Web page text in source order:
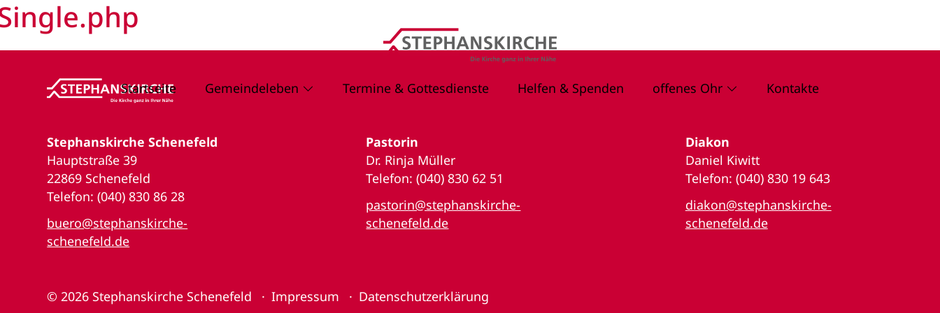
Startseite Gemeindeleben Termine & Gottesdienste Helfen & Spenden offenes Ohr Kontakte
Stephanskirche Schenefeld
Hauptstraße 39
22869 Schenefeld
Telefon: (040) 830 86 28
buero@stephanskirche-
schenefeld.de
Pastorin
Dr. Rinja Müller
Telefon: (040) 830 62 51
pastorin@stephanskirche-
schenefeld.de
Diakon
Daniel Kiwitt
Telefon: (040) 830 19 643
diakon@stephanskirche-
schenefeld.de
© 2026 Stephanskirche Schenefeld Impressum Datenschutzerklärung